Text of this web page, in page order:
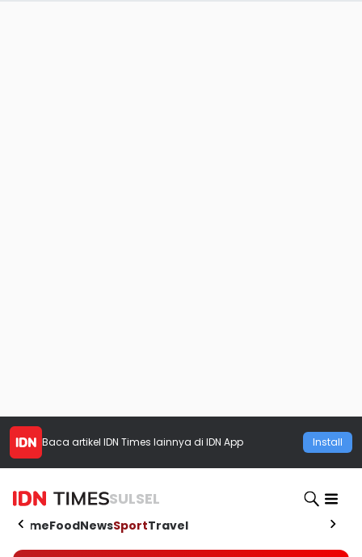
Baca artikel IDN Times lainnya di IDN App Install
SULSEL
HomeFoodNewsSportTravel